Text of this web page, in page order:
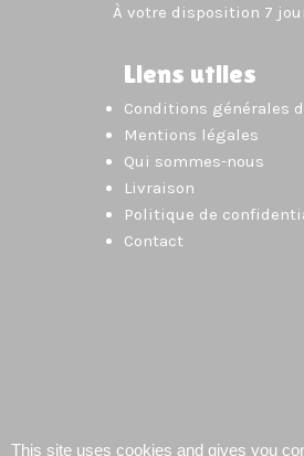
À votre disposition 7
Liens utiles
Conditions générales
Mentions légales
Qui sommes-nous
Livraison
Politique de
Contact
This site uses cookies and gives you